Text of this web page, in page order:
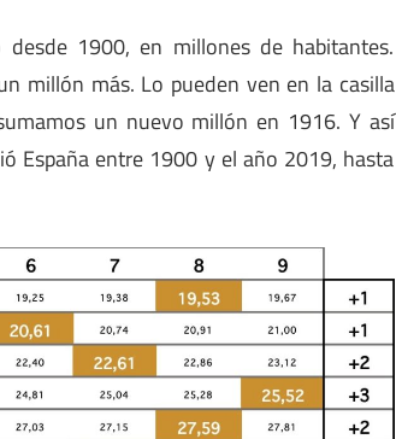
1900, en millones de habitantes.
millón más. Lo pueden ven en la casilla
un nuevo millón en 1916. Y así
España entre 1900 y el año 2019, hasta